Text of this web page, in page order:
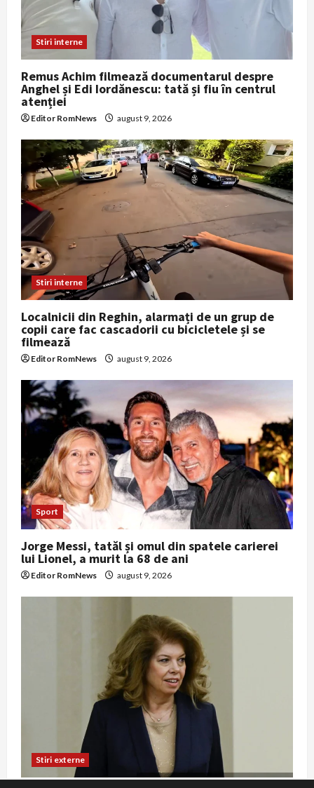
Stiri interne
Remus Achim filmează documentarul despre
Anghel și Edi Iordănescu: tată și fiu în centrul
atenției
Editor RomNews august 9, 2026
Stiri interne
Localnicii din Reghin, alarmați de un grup de
copii care fac cascadorii cu bicicletele și se
filmează
Editor RomNews august 9, 2026
Sport
Jorge Messi, tatăl și omul din spatele carierei
lui Lionel, a murit la 68 de ani
Editor RomNews august 9, 2026
Stiri externe